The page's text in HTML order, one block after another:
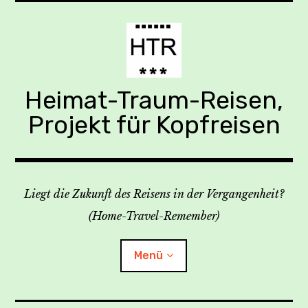
Heimat-Traum-Reisen,
Projekt für Kopfreisen
Liegt die Zukunft des Reisens in der Vergangenheit?
(Home-Travel-Remember)
Menü